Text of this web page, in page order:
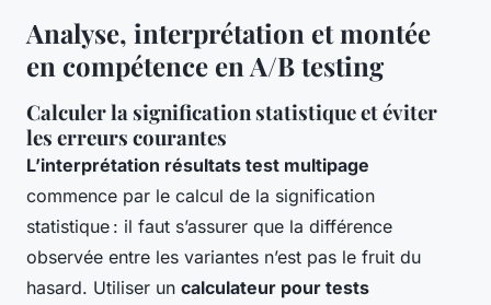
Analyse, interprétation et montée
en compétence en A/B testing
Calculer la signification statistique et éviter
les erreurs courantes
L’interprétation résultats test multipage
commence par le calcul de la signification
statistique : il faut s’assurer que la différence
observée entre les variantes n’est pas le fruit du
hasard. Utiliser un calculateur pour tests